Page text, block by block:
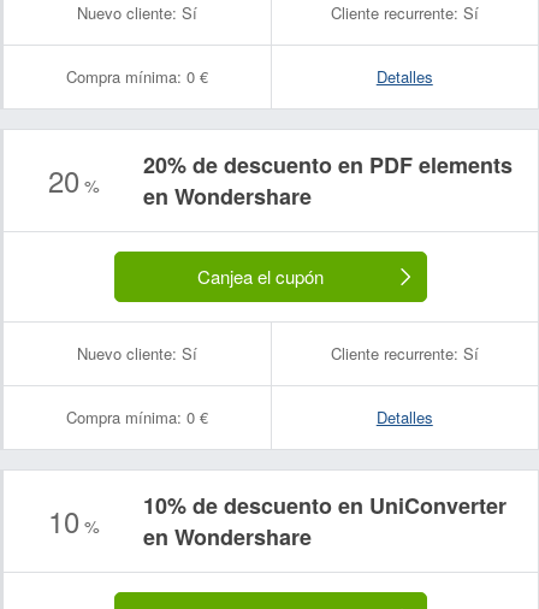
Nuevo cliente: Sí Cliente recurrente: Sí
Compra mínima: 0 € Detalles
20 %
20% de descuento en PDF elements
en Wondershare
Canjea el cupón
Nuevo cliente: Sí Cliente recurrente: Sí
Compra mínima: 0 € Detalles
10 %
10% de descuento en UniConverter
en Wondershare